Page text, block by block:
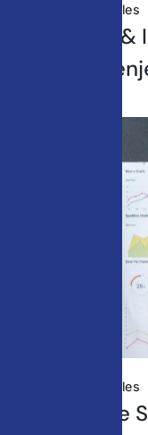
Actualités digitales
SEO, GEO
digital et
Actualités digitales
Pourquoi le